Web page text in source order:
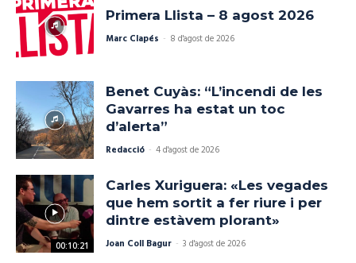
Primera Llista – 8 agost 2026
Marc Clapés - 8 d'agost de 2026
Benet Cuyàs: “L’incendi de les
Gavarres ha estat un toc
d’alerta”
Redacció - 4 d'agost de 2026
00:10:21
Carles Xuriguera: «Les vegades
que hem sortit a fer riure i per
dintre estàvem plorant»
Joan Coll Bagur - 3 d'agost de 2026